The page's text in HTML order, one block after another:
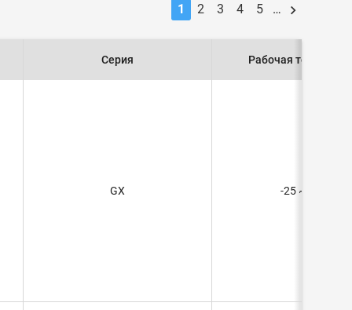
1 2 3 4 5 …
Серия Рабочая
GX -25 ~ 70°C